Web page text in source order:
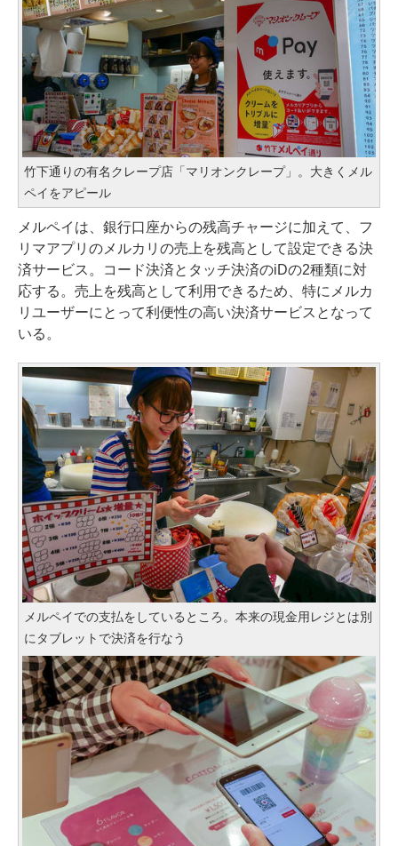
竹下通りの有名クレープ店「マリオンクレープ」。大きくメル
ペイをアピール
メルペイは、銀行口座からの残高チャージに加えて、フ
リマアプリのメルカリの売上を残高として設定できる決
済サービス。コード決済とタッチ決済のiDの2種類に対
応する。売上を残高として利用できるため、特にメルカ
リユーザーにとって利便性の高い決済サービスとなって
いる。
メルペイでの支払をしているところ。本来の現金用レジとは別
にタブレットで決済を行なう